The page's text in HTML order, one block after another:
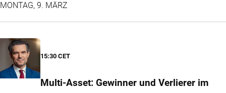
MONTAG, 9. MÄRZ
15:30 CET
Multi-Asset: Gewinner und Verlierer im